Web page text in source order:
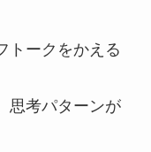
トークをかえる
思考パターンが